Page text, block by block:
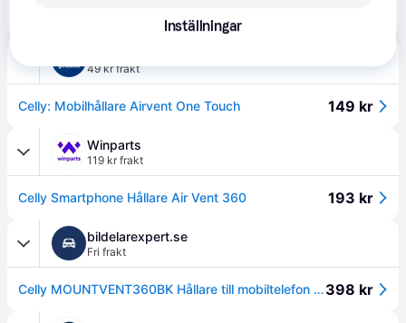
49 kr frakt
Celly: Mobilhållare Airvent One Touch 149 kr
Winparts
119 kr frakt
Celly Smartphone Hållare Air Vent 360 193 kr
bildelarexpert.se
Fri frakt
Celly MOUNTVENT360BK Hållare till mobiltelefon - svart398 kr
Inställningar